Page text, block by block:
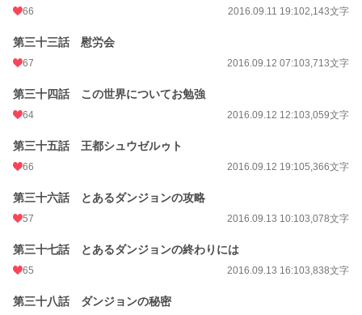
66 2016.09.11 19:102,143文字
第三十三話 慰労会
67 2016.09.12 07:103,713文字
第三十四話 この世界についてお勉強
64 2016.09.12 12:103,059文字
第三十五話 王都シュウゼルゥト
66 2016.09.12 19:105,366文字
第三十六話 とあるダンジョンの攻略
57 2016.09.13 10:103,078文字
第三十七話 とあるダンジョンの終わりには
65 2016.09.13 16:103,838文字
第三十八話 ダンジョンの秘密